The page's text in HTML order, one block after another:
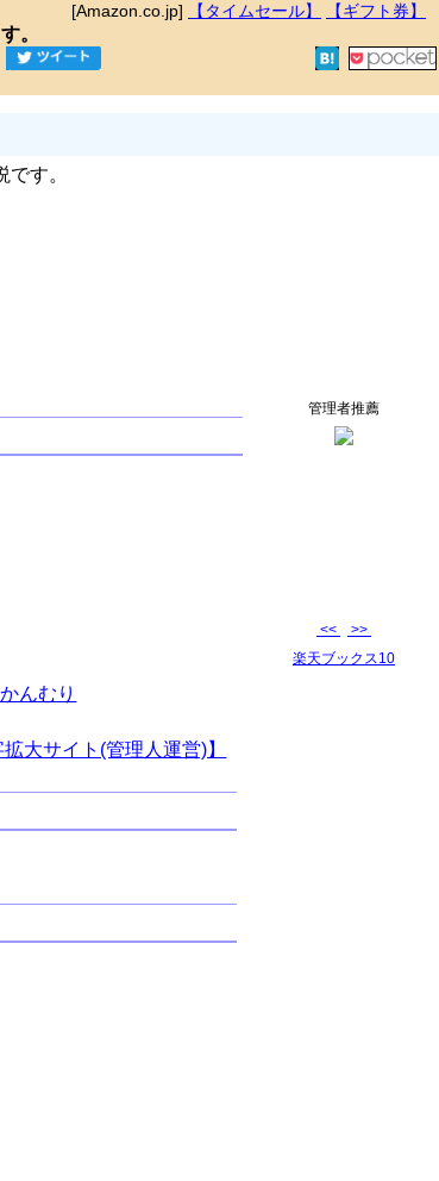
[Amazon.co.jp] 【タイムセール】 【ギフト券】
。
す。
んむり
大サイト(管理人運営)】
管理者推薦
<<
>>
楽天ブックス10